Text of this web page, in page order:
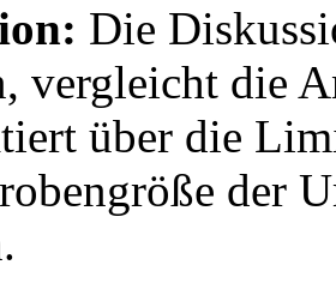
Die
vergleicht die
über die
der